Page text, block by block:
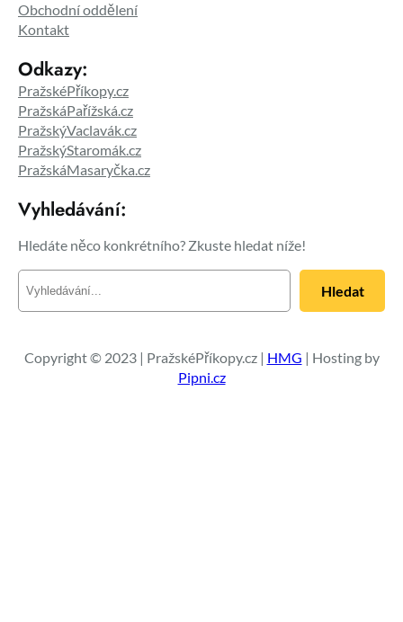
Obchodní oddělení
Kontakt
Odkazy:
PražskéPříkopy.cz
PražskáPařížská.cz
PražskýVaclavák.cz
PražskýStaromák.cz
PražskáMasaryčka.cz
Vyhledávání:
Hledáte něco konkrétního? Zkuste hledat níže!
e
a
t
Hledat
Copyright © 2023 | PražskéPříkopy.cz | HMG | Hosting by
Pipni.cz